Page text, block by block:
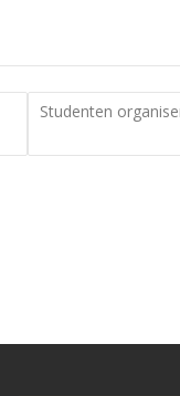
Studenten